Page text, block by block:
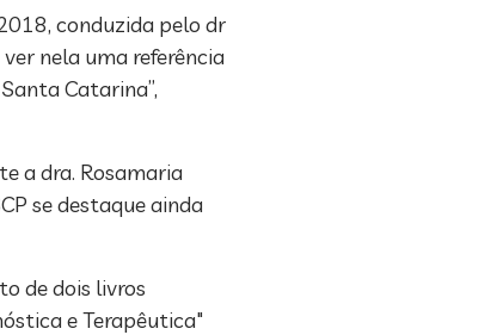
conduzida pelo dr
nela uma referência
Catarina”,
a dra. Rosamaria
se destaque ainda
de dois livros
e Terapêutica"